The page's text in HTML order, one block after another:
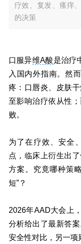
疗效、复发、瘙痒
的决策
口服异维A酸是治疗
入国内外指南。然
疼：口唇炎、皮肤干
至影响治疗依从性
败。
为了在疗效、安全
点，临床上衍生出
方案。究竟哪种策
短”？
2026年AAD大会上
分析给出了最新答
安全性对比，另一项